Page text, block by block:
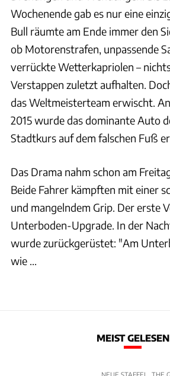
Wochenende gab es nur eine
Bull räumte am Ende immer den
ob Motorenstrafen, unpassende
verrückte Wetterkapriolen –
Verstappen zuletzt aufhalten.
das Weltmeisterteam erwischt.
2015 wurde das dominante Auto
Stadtkurs auf dem falschen Fuß
Das Drama nahm schon am
Beide Fahrer kämpften mit einer
und mangelndem Grip. Der erste
Unterboden-Upgrade. In der
wurde zurückgerüstet: "Am
wie ...
MEIST GELESEN
NEUE STAFFEL „THE